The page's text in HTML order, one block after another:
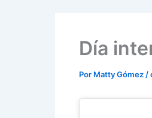
Día
Por Matty Gómez /